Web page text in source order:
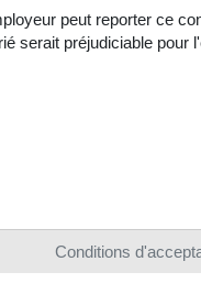
Conditions
peut reporter ce
serait préjudiciable pour